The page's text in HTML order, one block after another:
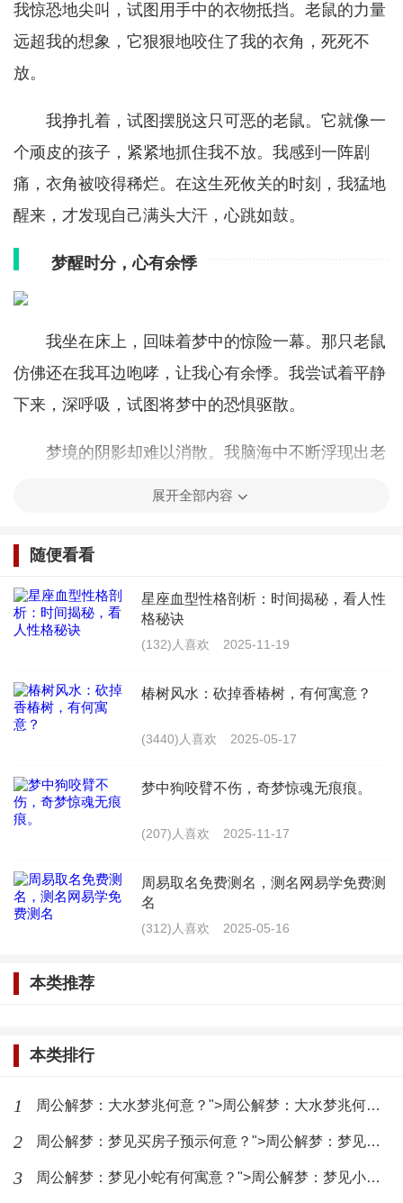
我惊恐地尖叫，试图用手中的衣物抵挡。老鼠的力量
远超我的想象，它狠狠地咬住了我的衣角，死死不
放。
我挣扎着，试图摆脱这只可恶的老鼠。它就像一
个顽皮的孩子，紧紧地抓住我不放。我感到一阵剧
痛，衣角被咬得稀烂。在这生死攸关的时刻，我猛地
醒来，才发现自己满头大汗，心跳如鼓。
梦醒时分，心有余悸
我坐在床上，回味着梦中的惊险一幕。那只老鼠
仿佛还在我耳边咆哮，让我心有余悸。我尝试着平静
下来，深呼吸，试图将梦中的恐惧驱散。
梦境的阴影却难以消散。我脑海中不断浮现出老
鼠扑身的画面，让我无法入眠。我起身走到窗前，望
再降临。
人生如梦，梦境中的惊险与恐惧，往往能让我们
更加珍惜现实生活的安宁。那个夜晚的噩梦，虽然让
能在现实生活中，勇敢面对恐惧，迎接每一个美好的
明天。
(37)人喜欢 2026-08-04
展开全部内容
随便看看
星座血型性格剖析：时间揭秘，看人性
格秘诀
(132)人喜欢 2025-11-19
椿树风水：砍掉香椿树，有何寓意？
(3440)人喜欢 2025-05-17
梦中狗咬臂不伤，奇梦惊魂无痕痕。
(207)人喜欢 2025-11-17
周易取名免费测名，测名网易学免费测
名
(312)人喜欢 2025-05-16
本类推荐
本类排行
1 周公解梦：大水梦兆何意？">周公解梦：大水梦兆何意？
2 周公解梦：梦见买房子预示何意？">周公解梦：梦见买房子预示何意？
3 周公解梦：梦见小蛇有何寓意？">周公解梦：梦见小蛇有何寓意？